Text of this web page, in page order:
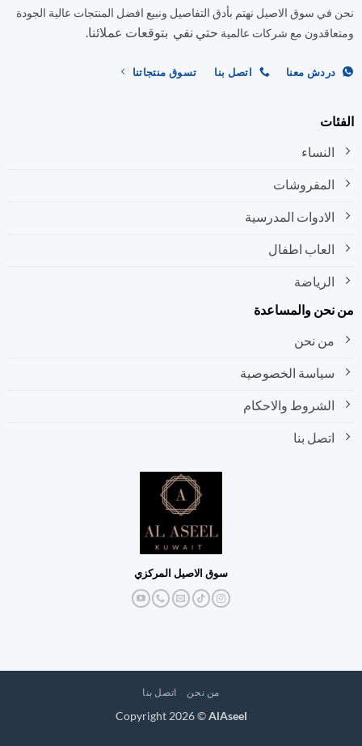
يمكن
اختيار
على
يمكن
اختيار
سوق الاصيل نهتم بأدق التفاصيل ونبيع افضل المنتجات عالية الجودة
مع شركات عالميةحتي نفي بتوقعات عملائنا.
دردش معنا اتصل بنا تسوق منتجاتنا
النساء
المفروشات
الادوات المدرسية
العاب اطفال
الرياضة
والمساعدة
من نحن
سياسة الخصوصية
الشروط والاحكام
اتصل بنا
سوق الاصيل المركزي
من نحن اتصل بنا
Copyright 2026 ©AlAseel